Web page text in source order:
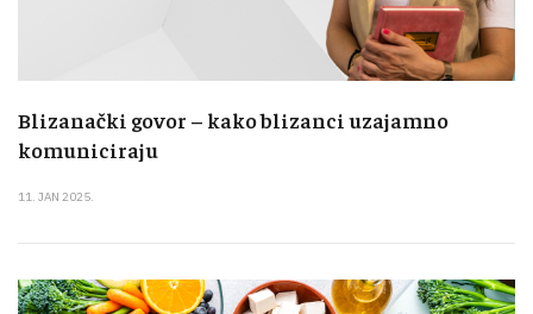
Blizanački govor – kako blizanci uzajamno
komuniciraju
11. JAN 2025.